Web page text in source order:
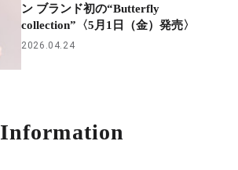
ン ブランド初の“Butterfly
collection”〈5月1日（金）発売〉
2026.04.24
Information